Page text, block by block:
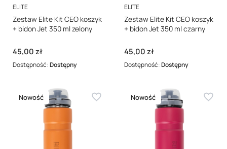
PRODUCENT
ELITE
Zestaw Elite Kit CEO koszyk
+ bidon Jet 350 ml zelony
Cena
45,00 zł
Dostępność:Dostępny
PRODUCENT
ELITE
Zestaw Elite Kit CEO koszyk
+ bidon Jet 350 ml czarny
Cena
45,00 zł
Dostępność:Dostępny
Nowość Nowość